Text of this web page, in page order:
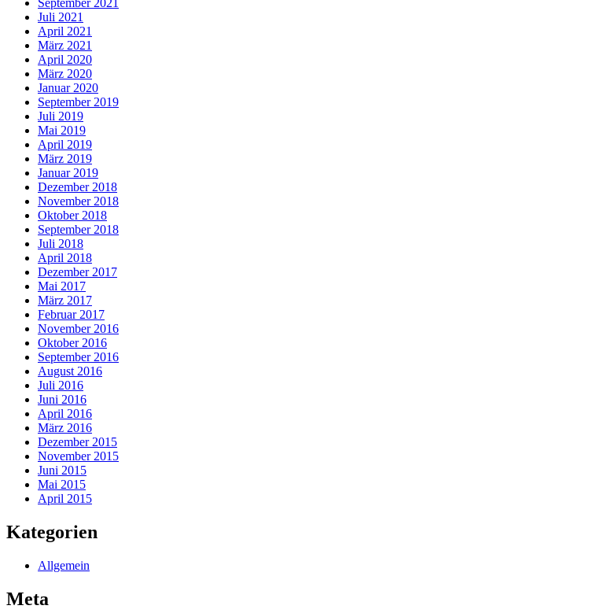
September 2021
Juli 2021
April 2021
März 2021
April 2020
März 2020
Januar 2020
September 2019
Juli 2019
Mai 2019
April 2019
März 2019
Januar 2019
Dezember 2018
November 2018
Oktober 2018
September 2018
Juli 2018
April 2018
Dezember 2017
Mai 2017
März 2017
Februar 2017
November 2016
Oktober 2016
September 2016
August 2016
Juli 2016
Juni 2016
April 2016
März 2016
Dezember 2015
November 2015
Juni 2015
Mai 2015
April 2015
Kategorien
Allgemein
Meta